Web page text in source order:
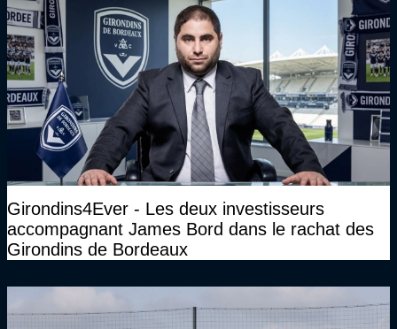
Girondins4Ever - Les deux investisseurs
accompagnant James Bord dans le rachat des
Girondins de Bordeaux